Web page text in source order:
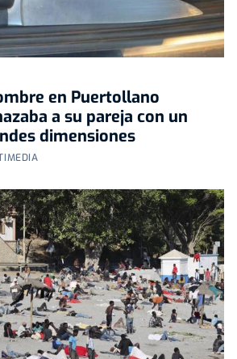
en Puertollano
a su pareja con un
dimensiones